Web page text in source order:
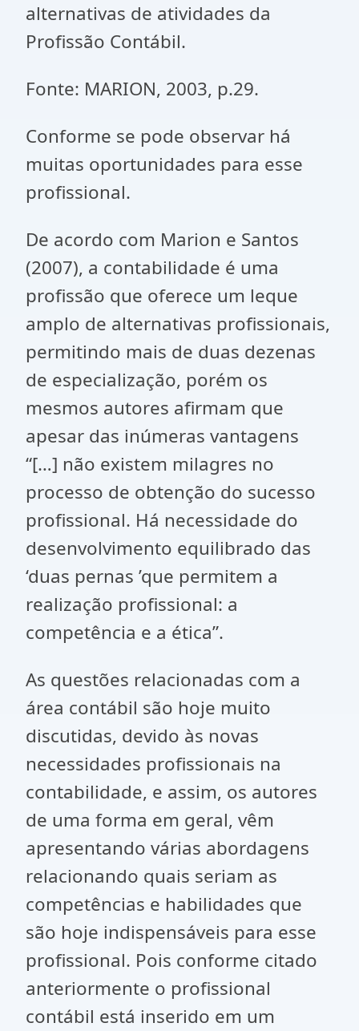
alternativas de atividades da
Profissão Contábil.
Fonte: MARION, 2003, p.29.
Conforme se pode observar há
muitas oportunidades para esse
profissional.
De acordo com Marion e Santos
(2007), a contabilidade é uma
profissão que oferece um leque
amplo de alternativas profissionais,
permitindo mais de duas dezenas
de especialização, porém os
mesmos autores afirmam que
apesar das inúmeras vantagens
“[…] não existem milagres no
processo de obtenção do sucesso
profissional. Há necessidade do
desenvolvimento equilibrado das
‘duas pernas ’que permitem a
realização profissional: a
competência e a ética”.
As questões relacionadas com a
área contábil são hoje muito
discutidas, devido às novas
necessidades profissionais na
contabilidade, e assim, os autores
de uma forma em geral, vêm
apresentando várias abordagens
relacionando quais seriam as
competências e habilidades que
são hoje indispensáveis para esse
profissional. Pois conforme citado
anteriormente o profissional
contábil está inserido em um